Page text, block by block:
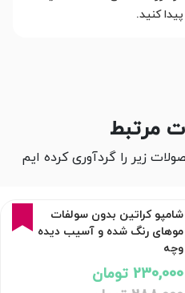
کنید.
مرتبط
زیر را گردآوری کرده ایم
شامپو کراتین بدون سولفات
موهای رنگ شده و آسیب دیده
وچه
230,000 تومان